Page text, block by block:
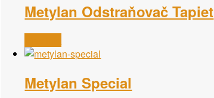
Metylan Odstraňovač Tapiet
Metylan Special